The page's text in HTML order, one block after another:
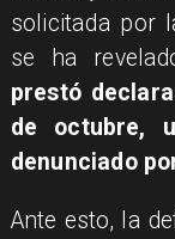
solicitada por
se ha
prestó
de octubre,
denunciado
Ante esto, la